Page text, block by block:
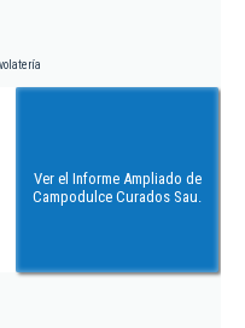
Ver el Informe Ampliado de
Campodulce Curados Sau.